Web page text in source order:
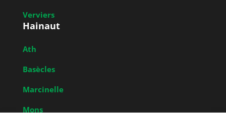
Verviers
Hainaut
Ath
Basècles
Marcinelle
Mons